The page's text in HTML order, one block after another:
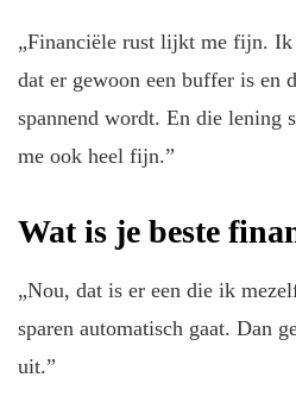
„Financiële rust lijkt me fijn.
dat er gewoon een buffer is en
spannend wordt. En die lening
me ook heel fijn.”
Wat is je beste
„Nou, dat is er een die ik
sparen automatisch gaat. Dan
uit.”